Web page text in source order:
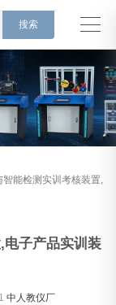
能检测实训考核装置,
电子产品实训装
中人教仪厂